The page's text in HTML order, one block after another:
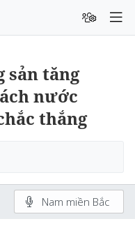
sản tăng
nước
thắng
Nam miền Bắc